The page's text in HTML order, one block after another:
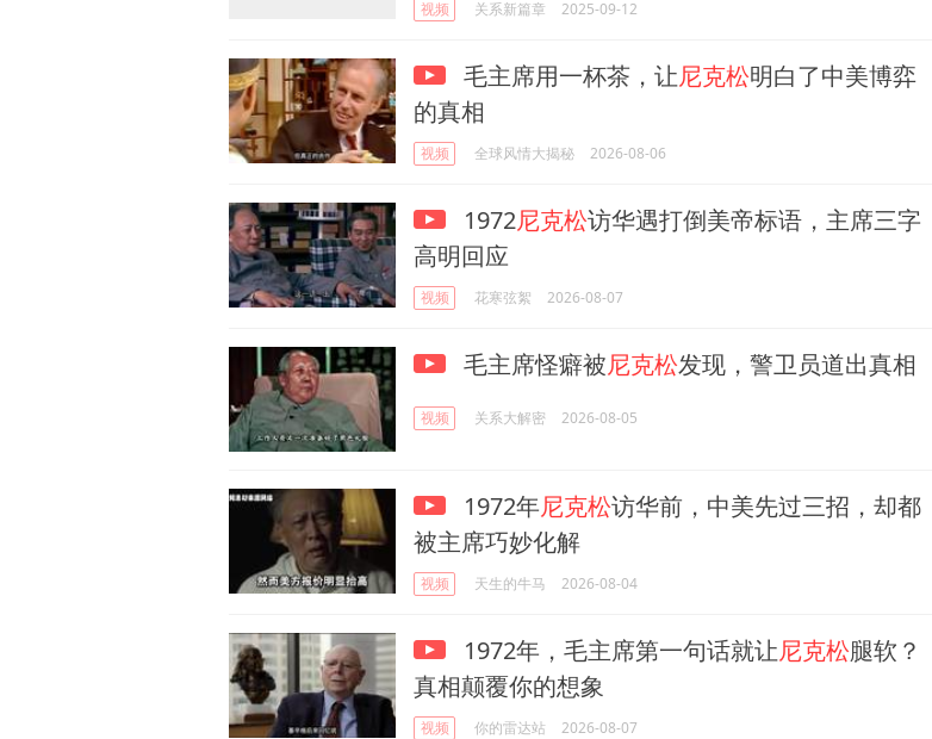
视频 关系新篇章 2025-09-12
毛主席用一杯茶，让尼克松明白了中美博弈
的真相
视频 全球风情大揭秘 2026-08-06
1972尼克松访华遇打倒美帝标语，主席三字
高明回应
视频 花寒弦絮 2026-08-07
毛主席怪癖被尼克松发现，警卫员道出真相
视频 关系大解密 2026-08-05
1972年尼克松访华前，中美先过三招，却都
被主席巧妙化解
视频 天生的牛马 2026-08-04
1972年，毛主席第一句话就让尼克松腿软？
真相颠覆你的想象
视频 你的雷达站 2026-08-07